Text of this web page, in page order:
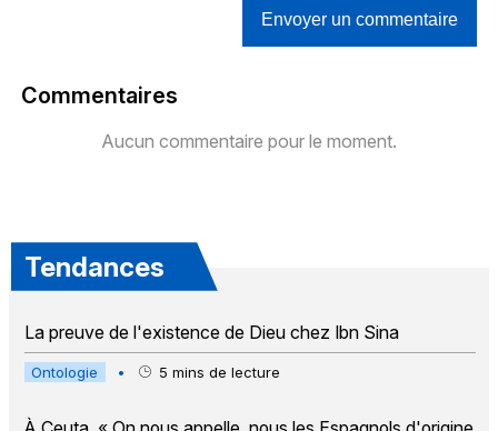
Envoyer un commentaire
Commentaires
Aucun commentaire pour le moment.
Tendances
La preuve de l'existence de Dieu chez Ibn Sina
Ontologie • 5 mins de lecture